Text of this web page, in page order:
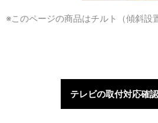
※このページの商品はチルト（傾斜設
テレビの取付対応確